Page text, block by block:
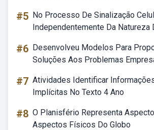
#5 No Processo De Sinalização
Independentemente Da Natureza
#6 Desenvolveu Modelos Para
Soluções Aos Problemas
#7 Atividades Identificar
Implícitas No Texto 4 Ano
#8 O Planisfério Representa
Aspectos Físicos Do Globo